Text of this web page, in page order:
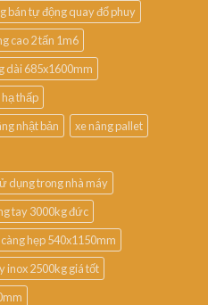
bán tự động quay đổ phuy
cao 2 tấn 1m6
dài 685x1600mm
thấp
nhật bản
xe nâng pallet
dụng trong nhà máy
tay 3000kg đức
hẹp 540x1150mm
inox 2500kg giá tốt